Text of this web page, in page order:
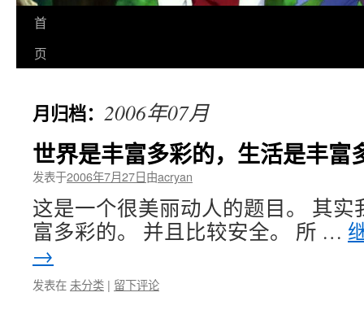
跳首
页
月归档： 2006年07月
世界是丰富多彩的，生活是丰富
发表于2006年7月27日由acryan
这是一个很美丽动人的题目。 其
富多彩的。 并且比较安全。 所 …
→
发表在 未分类 | 留下评论